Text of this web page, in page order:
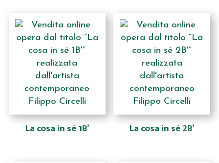
La cosa in sé 1B’ La cosa in sé 2B’